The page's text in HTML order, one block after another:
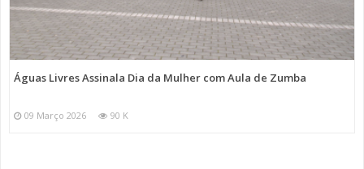
Águas Livres Assinala Dia da Mulher com Aula de Zumba
09 Março 2026 90 K